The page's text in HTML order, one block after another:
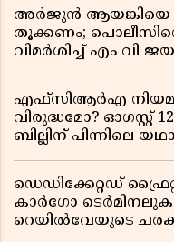
അർജുൻ ആയങ്കിയെ
തൂക്കണം;
വിമർശിച്ച് എം വി
എഫ്സിആർഎ നിയമ
വിരുദ്ധമോ? ഓഗസ്റ്റ്
ബില്ലിന് പിന്നിലെ
ഡെഡിക്കേറ്റഡ്
കാർഗോ
റെയിൽവേയുടെ